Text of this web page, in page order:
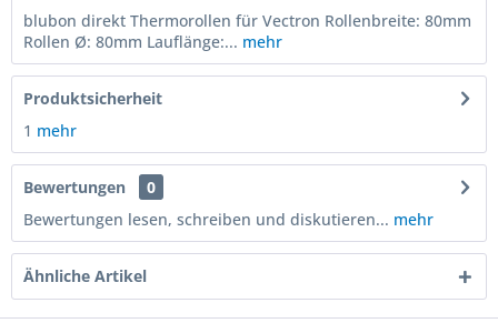
blubon direkt Thermorollen für Vectron Rollenbreite: 80mm
Rollen Ø: 80mm Lauflänge:... mehr
Produktsicherheit
1 mehr
Bewertungen
0
Bewertungen lesen, schreiben und diskutieren... mehr
Ähnliche Artikel